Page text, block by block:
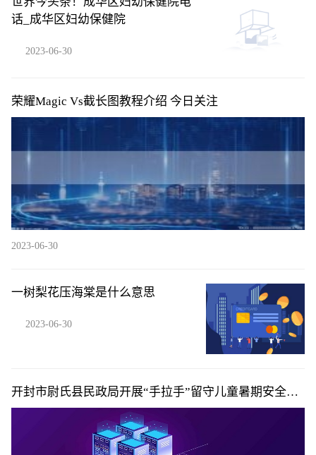
话_成华区妇幼保健院
2023-06-30
荣耀Magic Vs截长图教程介绍 今日关注
2023-06-30
一树梨花压海棠是什么意思
2023-06-30
开封市尉氏县民政局开展“手拉手”留守儿童暑期安全教
育活动|即时